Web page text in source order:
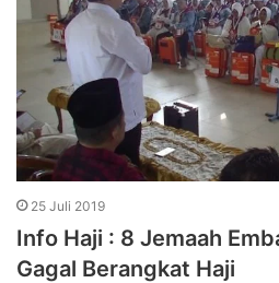
25 Juli 2019
Info Haji : 8 Jemaah
Gagal Berangkat Haji